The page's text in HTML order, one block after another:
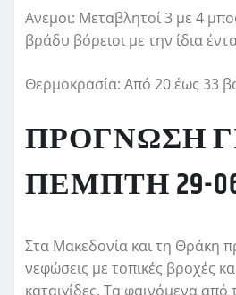
Ανεμοι: Μεταβλητοί 3 με 4
βράδυ βόρειοι με την ίδια
Θερμοκρασία: Από 20 έως 33
ΠΡΟΓΝΩΣΗ
ΠΕΜΠΤΗ 29-
Στα Μακεδονία και τη Θράκη
νεφώσεις με τοπικές βροχές
καταιγίδες. Τα φαινόμενα